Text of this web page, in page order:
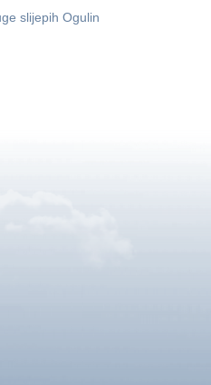
slijepih Ogulin